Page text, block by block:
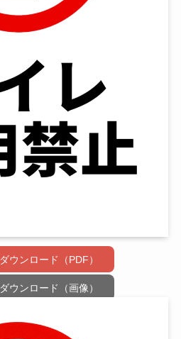
ダウンロード（PDF）
ダウンロード（画像）